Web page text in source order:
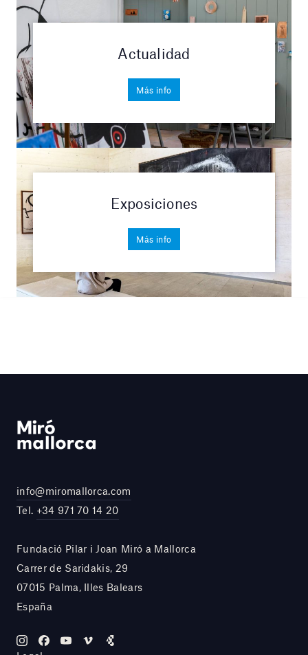
Actualidad
Más info
Exposiciones
Más info
info@miromallorca.com
Tel. +34 971 70 14 20
Fundació Pilar i Joan Miró a Mallorca
Carrer de Saridakis, 29
07015 Palma, Illes Balears
España